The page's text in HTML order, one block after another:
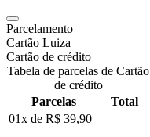
Parcelamento
Cartão Luiza
Cartão de crédito
Tabela de parcelas de Cartão
de crédito
Parcelas
Total
01x de R$ 39,90